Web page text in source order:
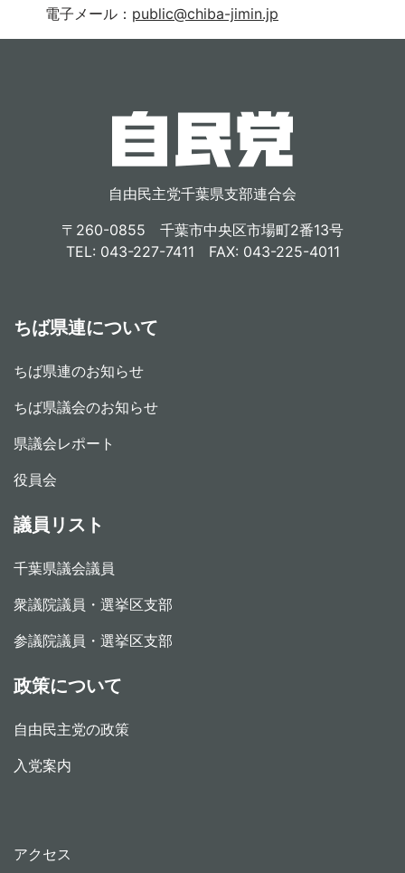
電子メール： public@chiba-jimin.jp
自由民主党千葉県支部連合会
〒260-0855 千葉市中央区市場町2番13号
TEL: 043-227-7411 FAX: 043-225-4011
ちば県連について
ちば県連のお知らせ
ちば県議会のお知らせ
県議会レポート
役員会
議員リスト
千葉県議会議員
衆議院議員・選挙区支部
参議院議員・選挙区支部
政策について
自由民主党の政策
入党案内
アクセス